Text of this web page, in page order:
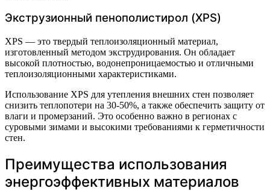
Экструзионный пенополистирол (XPS)
XPS — это твердый теплоизоляционный материал,
изготовленный методом экструдирования. Он обладает
высокой плотностью, водонепроницаемостью и отличными
теплоизоляционными характеристиками.
Использование XPS для утепления внешних стен позволяет
снизить теплопотери на 30-50%, а также обеспечить защиту от
влаги и промерзаний. Это особенно важно в регионах с
суровыми зимами и высокими требованиями к герметичности
стен.
Преимущества использования
энергоэффективных материалов